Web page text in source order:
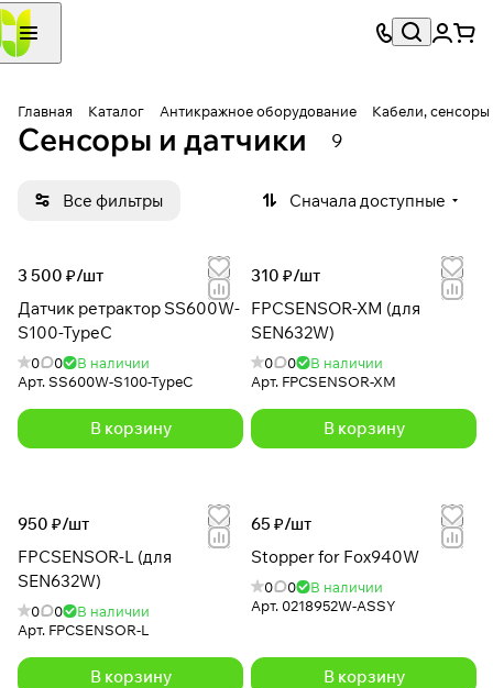
Главная Каталог Антикражное оборудование Кабели, сенсоры
Сенсоры и датчики 9
Все фильтры Сначала доступные
3 500 ₽/шт
Датчик ретрактор SS600W-
S100-TypeC
0 0
В наличии
Арт.SS600W-S100-TypeC
В корзину
310 ₽/шт
FPCSENSOR-XM (для
SEN632W)
0 0
В наличии
Арт. FPCSENSOR-XM
В корзину
950 ₽/шт
FPCSENSOR-L (для
SEN632W)
0 0
В наличии
Арт. FPCSENSOR-L
В корзину
65 ₽/шт
Stopper for Fox940W
0 0
В наличии
Арт. 0218952W-ASSY
В корзину